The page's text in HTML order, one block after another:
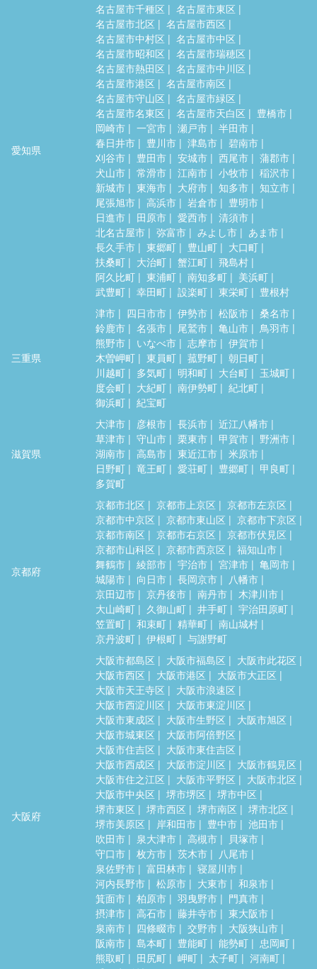
愛知県
名古屋市千種区
名古屋市東区
名古屋市北区
名古屋市西区
名古屋市中村区
名古屋市中区
名古屋市昭和区
名古屋市瑞穂区
名古屋市熱田区
名古屋市中川区
名古屋市港区
名古屋市南区
名古屋市守山区
名古屋市緑区
名古屋市名東区
名古屋市天白区
豊橋市
岡崎市
一宮市 瀬戸市
半田市
春日井市
豊川市 津島市
碧南市
刈谷市
豊田市 安城市 西尾市
蒲郡市
犬山市
常滑市 江南市 小牧市
稲沢市
新城市
東海市 大府市 知多市
知立市
尾張旭市
高浜市 岩倉市
豊明市
日進市
田原市 愛西市
清須市
北名古屋市
弥富市 みよし市
あま市
長久手市
東郷町 豊山町
大口町
扶桑町
大治町 蟹江町
飛島村
阿久比町
東浦町 南知多町
美浜町
武豊町
幸田町 設楽町 東栄町 豊根村
三重県
津市 四日市市 伊勢市 松阪市
桑名市
鈴鹿市
名張市 尾鷲市 亀山市
鳥羽市
熊野市
いなべ市 志摩市
伊賀市
木曽岬町
東員町 菰野町
朝日町
川越町
多気町 明和町 大台町
玉城町
度会町
大紀町 南伊勢町
紀北町
御浜町
紀宝町
滋賀県
大津市 彦根市 長浜市
近江八幡市
草津市
守山市 栗東市 甲賀市
野洲市
湖南市
高島市 東近江市
米原市
日野町
竜王町 愛荘町 豊郷町
甲良町
多賀町
京都府
京都市北区 京都市上京区
京都市左京区
京都市中京区
京都市東山区
京都市下京区
京都市南区
京都市右京区
京都市伏見区
京都市山科区
京都市西京区
福知山市
舞鶴市
綾部市 宇治市 宮津市
亀岡市
城陽市
向日市 長岡京市
八幡市
京田辺市
京丹後市 南丹市
木津川市
大山崎町
久御山町 井手町
宇治田原町
笠置町
和束町 精華町
南山城村
京丹波町
伊根町 与謝野町
大阪府
大阪市都島区 大阪市福島区
大阪市此花区
大阪市西区
大阪市港区
大阪市大正区
大阪市天王寺区
大阪市浪速区
大阪市西淀川区
大阪市東淀川区
大阪市東成区
大阪市生野区
大阪市旭区
大阪市城東区
大阪市阿倍野区
大阪市住吉区
大阪市東住吉区
大阪市西成区
大阪市淀川区
大阪市鶴見区
大阪市住之江区
大阪市平野区
大阪市北区
大阪市中央区
堺市堺区
堺市中区
堺市東区
堺市西区 堺市南区
堺市北区
堺市美原区
岸和田市 豊中市
池田市
吹田市
泉大津市 高槻市
貝塚市
守口市
枚方市 茨木市
八尾市
泉佐野市
富田林市
寝屋川市
河内長野市
松原市 大東市
和泉市
箕面市
柏原市 羽曳野市
門真市
摂津市
高石市 藤井寺市
東大阪市
泉南市
四條畷市 交野市
大阪狭山市
阪南市
島本町 豊能町 能勢町
忠岡町
熊取町
田尻町 岬町 太子町
河南町